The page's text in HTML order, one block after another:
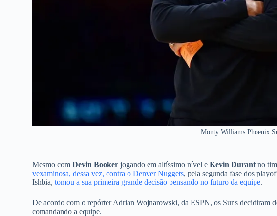
Monty Williams Phoenix
Mesmo comDevin Booker jogando em altíssimo nível eKevin Durant no
vexaminosa, dessa vez, contra o Denver Nuggets, pela segunda fase dos
Ishbia,tomou a sua primeira grande decisão pensando no futuro da equipe.
De acordo com o repórter Adrian Wojnarowski, da ESPN, os Suns decidiram
comandando a equipe.